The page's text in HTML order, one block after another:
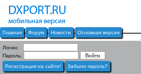
Главная Форум Новости Основная версия
Логин:
Пароль:
Регистрация на сайте!
Забыли пароль?